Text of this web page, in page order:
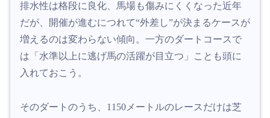
排水性は格段に良化、馬場も傷みにくくなった近年
だが、開催が進むにつれて“外差し”が決まるケースが
増えるのは変わらない傾向。一方のダートコースで
は「水準以上に逃げ馬の活躍が目立つ」ことも頭に
入れておこう。
そのダートのうち、1150メートルのレースだけは芝